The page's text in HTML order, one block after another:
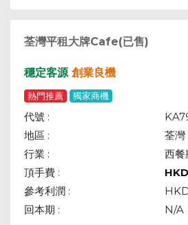
荃灣平租大牌Cafe(已售)
穩定客源 創業良機
熱門推薦 獨家商機
代號 :
地區 :
荃灣
行業 :
西餐
頂手費 :
HKD
參考利潤 :
回本期 :
N/A